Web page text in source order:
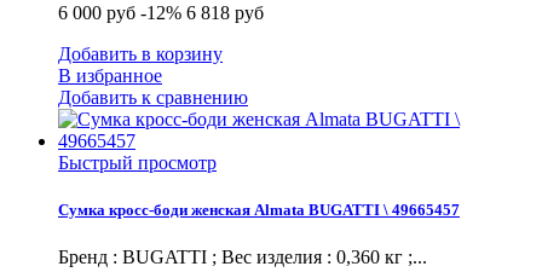
6 000 руб -12% 6 818 руб
Добавить в корзину
В избранное
Добавить к сравнению
Быстрый просмотр
Сумка кросс-боди женская Almata BUGATTI \ 49665457
Бренд : BUGATTI ; Вес изделия : 0,360 кг ;...